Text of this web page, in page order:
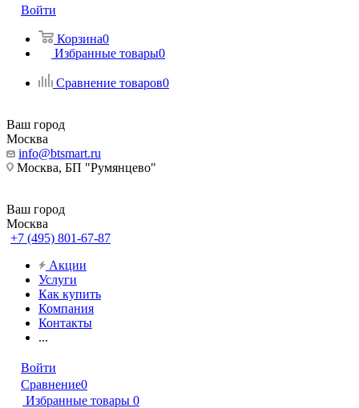
Войти
Корзина0
Избранные товары0
Сравнение товаров0
Ваш город
Москва
info@btsmart.ru
Москва, БП "Румянцево"
Ваш город
Москва
+7 (495) 801-67-87
Акции
Услуги
Как купить
Компания
Контакты
...
Войти
Сравнение0
Избранные товары 0